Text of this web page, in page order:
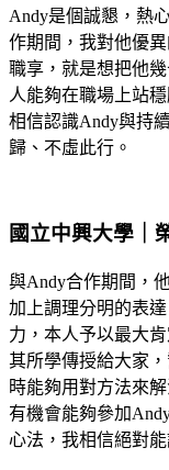
Andy是個誠懇，熱
作期間，我對他優
職享，就是想把他
人能夠在職場上站穩
相信認識Andy與持
歸、不虛此行。
國立中興大學｜
與Andy合作期間，
加上調理分明的表
力，本人予以最大
其所學傳授給大家
時能夠用對方法來解
有機會能夠參加
心法，我相信絕對